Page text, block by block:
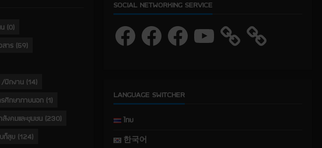
(0)
สาร (59)
/ฝึกงาน (14)
ศึกษาภายนอก (1)
งคมและชุมชน (230)
ก็สุข (124)
SOCIAL NETWORKING SERVICE
a
a
a
Y
u
LANGUAGE SWITCHER
ไทย
한국어